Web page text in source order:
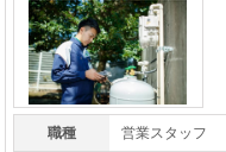
職種 営業スタッフ